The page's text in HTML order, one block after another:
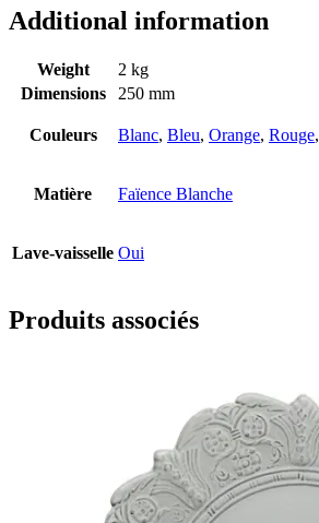
Additional information
Weight
2 kg
Dimensions
250 mm
Couleurs Blanc, Bleu, Orange, Rouge,
Matière Faïence Blanche
Lave-vaisselle Oui
Produits associés